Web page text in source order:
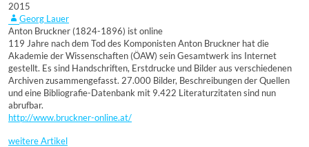
2015
Georg Lauer
Anton Bruckner (1824-1896) ist online
119 Jahre nach dem Tod des Komponisten Anton Bruckner hat die
Akademie der Wissenschaften (ÖAW) sein Gesamtwerk ins Internet
gestellt. Es sind Handschriften, Erstdrucke und Bilder aus verschiedenen
Archiven zusammengefasst. 27.000 Bilder, Beschreibungen der Quellen
und eine Bibliografie-Datenbank mit 9.422 Literaturzitaten sind nun
abrufbar.
http://www.bruckner-online.at/
weitere Artikel